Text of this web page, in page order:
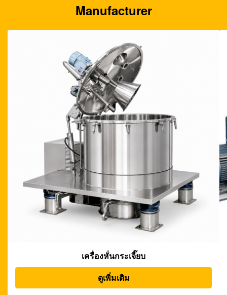
Manufacturer
เครื่องปั่นเหวี่ยง
ดูเพิ่มเติม